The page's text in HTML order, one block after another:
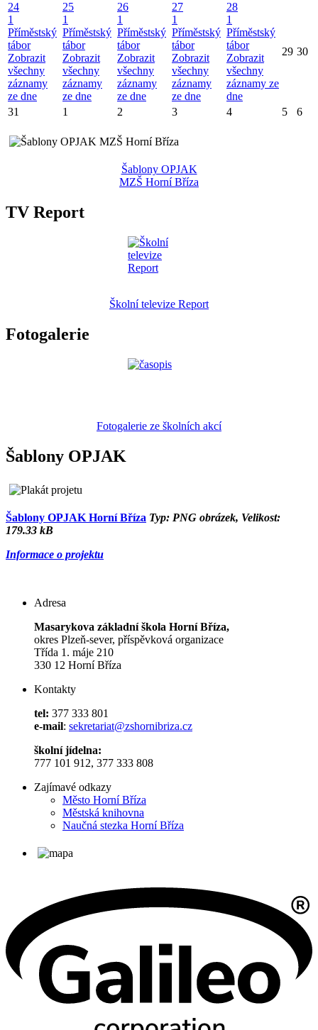
24
1
Příměstský
tábor
Zobrazit
všechny
záznamy
ze dne
25
1
Příměstský
tábor
Zobrazit
všechny
záznamy
ze dne
26
1
Příměstský
tábor
Zobrazit
všechny
záznamy
ze dne
27
1
Příměstský
tábor
Zobrazit
všechny
záznamy
ze dne
28
1
Příměstský
tábor
Zobrazit
všechny
záznamy ze
dne
29 30
31 1 2 3 4 5 6
Šablony OPJAK
MZŠ Horní Bříza
TV Report
Školní televize Report
Fotogalerie
Fotogalerie ze školních akcí
Šablony OPJAK
Šablony OPJAK Horní Bříza Typ: PNG obrázek, Velikost:
179.33 kB
Informace o projektu
Adresa
Masarykova základní škola Horní Bříza,
okres Plzeň-sever, příspěvková organizace
Třída 1. máje 210
330 12 Horní Bříza
Kontakty
tel: 377 333 801
e-mail: sekretariat@zshornibriza.cz
školní jídelna:
777 101 912, 377 333 808
Zajímavé odkazy
Město Horní Bříza
Městská knihovna
Naučná stezka Horní Bříza